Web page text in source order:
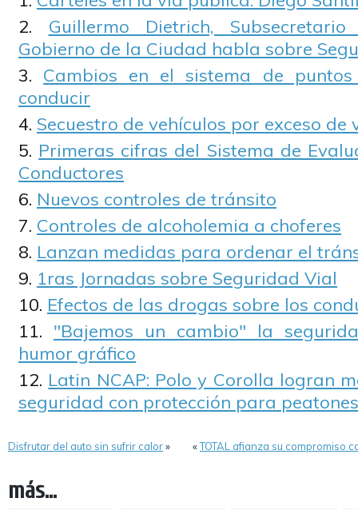
Guillermo Dietrich,
Gobierno de la Ciudad habla sobre
Cambios en el sistema de
conducir
Secuestro de vehículos por exceso de
Primeras cifras del Sistema de
Conductores
Nuevos controles de tránsito
Controles de alcoholemia a choferes
Lanzan medidas para ordenar el
1ras Jornadas sobre Seguridad Vial
Efectos de las drogas sobre los
"Bajemos un cambio" la
humor gráfico
Latin NCAP: Polo y Corolla logran
seguridad con protección para
Disfrutar del auto sin sufrir calor» «TOTAL afianza su compromiso
más...